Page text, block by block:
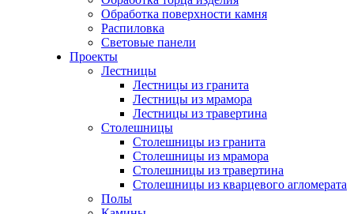
Обработка поверхности камня
Распиловка
Световые панели
Проекты
Лестницы
Лестницы из гранита
Лестницы из мрамора
Лестницы из травертина
Столешницы
Столешницы из гранита
Столешницы из мрамора
Столешницы из травертина
Столешницы из кварцевого агломерата
Полы